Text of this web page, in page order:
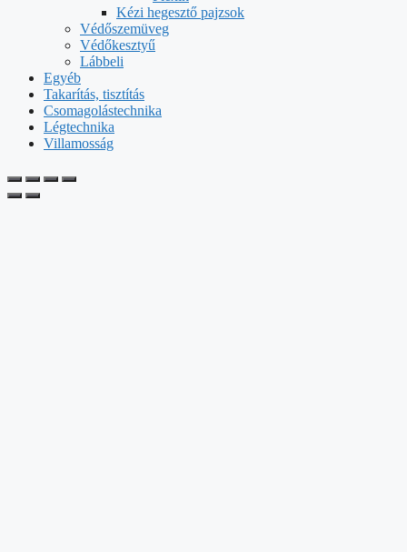
Kézi hegesztő pajzsok
Védőszemüveg
Védőkesztyű
Lábbeli
Egyéb
Takarítás, tisztítás
Csomagolástechnika
Légtechnika
Villamosság